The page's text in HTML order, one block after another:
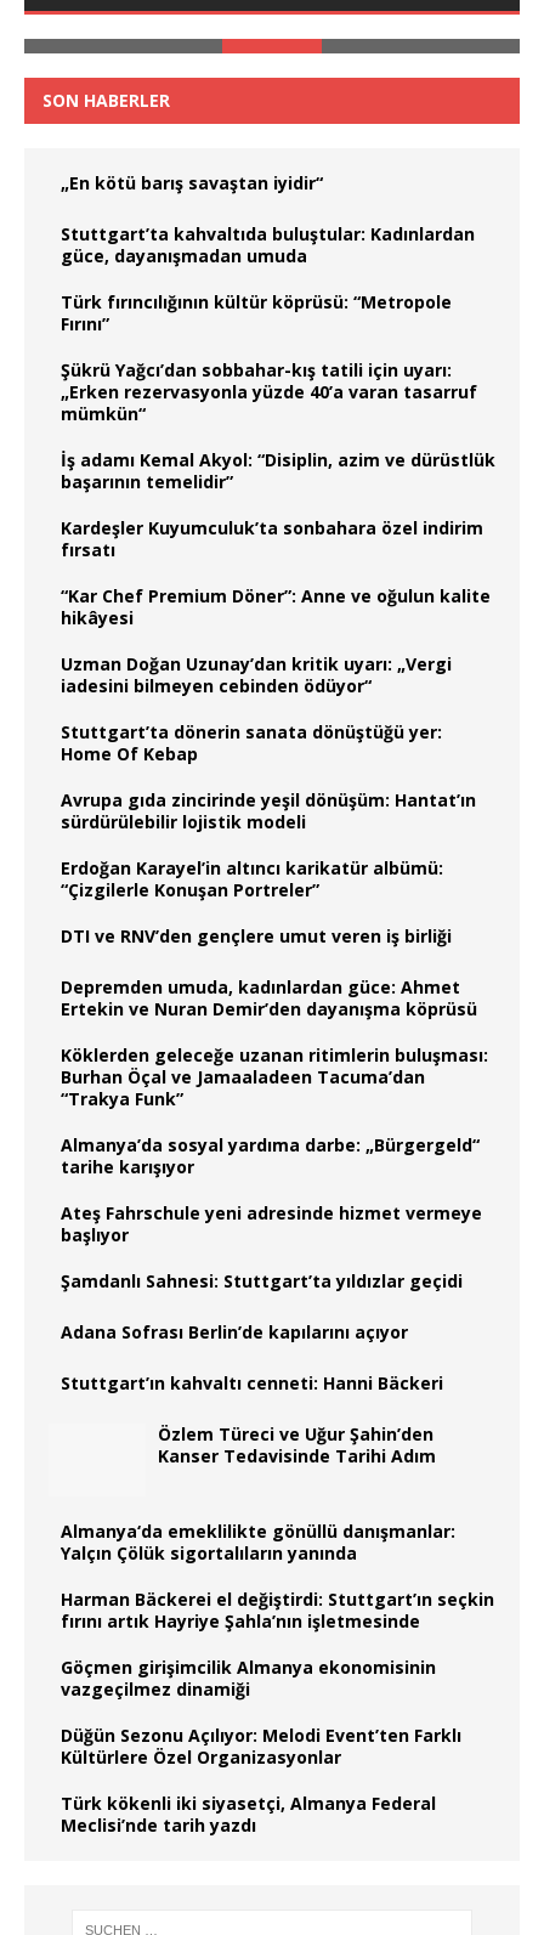
SON HABERLER
„En kötü barış savaştan iyidir“
Stuttgart’ta kahvaltıda buluştular: Kadınlardan
güce, dayanışmadan umuda
Türk fırıncılığının kültür köprüsü: “Metropole
Fırını”
Şükrü Yağcı’dan sobbahar-kış tatili için uyarı:
„Erken rezervasyonla yüzde 40’a varan tasarruf
mümkün“
İş adamı Kemal Akyol: “Disiplin, azim ve dürüstlük
başarının temelidir”
Kardeşler Kuyumculuk’ta sonbahara özel indirim
fırsatı
“Kar Chef Premium Döner”: Anne ve oğulun kalite
hikâyesi
Uzman Doğan Uzunay’dan kritik uyarı: „Vergi
iadesini bilmeyen cebinden ödüyor“
Stuttgart’ta dönerin sanata dönüştüğü yer:
Home Of Kebap
Avrupa gıda zincirinde yeşil dönüşüm: Hantat’ın
sürdürülebilir lojistik modeli
Erdoğan Karayel’in altıncı karikatür albümü:
“Çizgilerle Konuşan Portreler”
DTI ve RNV’den gençlere umut veren iş birliği
Depremden umuda, kadınlardan güce: Ahmet
Ertekin ve Nuran Demir’den dayanışma köprüsü
Köklerden geleceğe uzanan ritimlerin buluşması:
Burhan Öçal ve Jamaaladeen Tacuma’dan
“Trakya Funk”
Almanya’da sosyal yardıma darbe: „Bürgergeld“
tarihe karışıyor
Ateş Fahrschule yeni adresinde hizmet vermeye
başlıyor
Şamdanlı Sahnesi: Stuttgart’ta yıldızlar geçidi
Adana Sofrası Berlin’de kapılarını açıyor
Stuttgart’ın kahvaltı cenneti: Hanni Bäckeri
Özlem Türeci ve Uğur Şahin’den
Kanser Tedavisinde Tarihi Adım
Almanya‘da emeklilikte gönüllü danışmanlar:
Yalçın Çölük sigortalıların yanında
Harman Bäckerei el değiştirdi: Stuttgart’ın seçkin
fırını artık Hayriye Şahla’nın işletmesinde
Göçmen girişimcilik Almanya ekonomisinin
vazgeçilmez dinamiği
Düğün Sezonu Açılıyor: Melodi Event’ten Farklı
Kültürlere Özel Organizasyonlar
Türk kökenli iki siyasetçi, Almanya Federal
Meclisi’nde tarih yazdı